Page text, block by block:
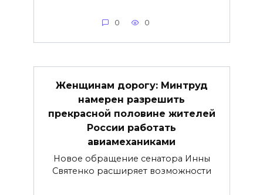
0 0
Женщинам дорогу: Минтруд
намерен разрешить
прекрасной половине жителей
России работать
авиамеханиками
Новое обращение сенатора Инны
Святенко расширяет возможности